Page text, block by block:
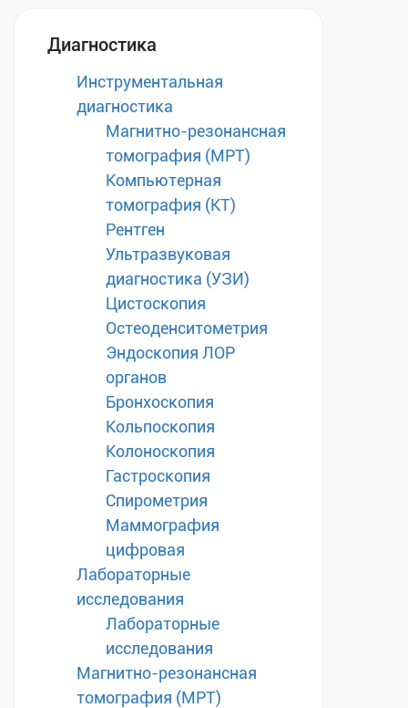
Диагностика
Инструментальная
диагностика
Магнитно-резонансная
томография (МРТ)
Компьютерная
томография (КТ)
Рентген
Ультразвуковая
диагностика (УЗИ)
Цистоскопия
Остеоденситометрия
Эндоскопия ЛОР
органов
Бронхоскопия
Кольпоскопия
Колоноскопия
Гастроскопия
Спирометрия
Маммография
цифровая
Лабораторные
исследования
Лабораторные
исследования
Магнитно-резонансная
томография (МРТ)